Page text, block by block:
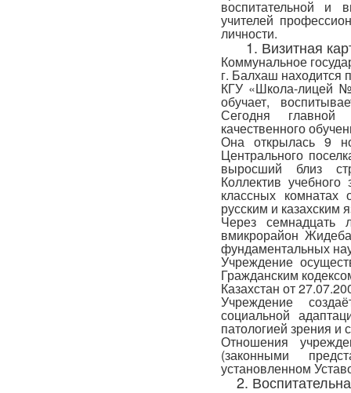
воспитательной и
учителей
личности.
1. Визитная
Коммунальное
г. Балхаш находится
КГУ «Школа-лицей
обучает,
Сегодня главной
качественного
Она открылась 9
Центрального
выросший близ
Коллектив
классных
русским и казахским
Через семнадцать
вмикрорайон
фундаментальных
Учреждение
Гражданским
Казахстан от
Учреждение
социальной
патологией зрения и
Отношения
(законными
установленном
2.